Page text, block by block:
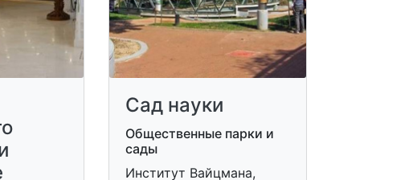
Сад науки
Общественные парки и
сады
Институт Вайцмана,